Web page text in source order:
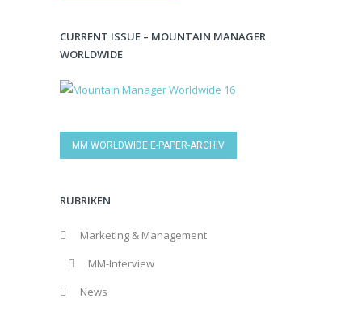
CURRENT ISSUE – MOUNTAIN MANAGER
WORLDWIDE
MM WORLDWIDE E-PAPER-ARCHIV
RUBRIKEN
Marketing & Management
MM-Interview
News